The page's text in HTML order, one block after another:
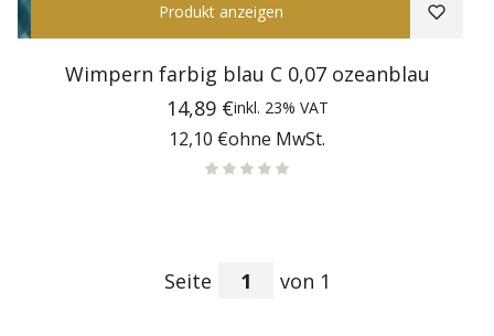
Produkt anzeigen
Wimpern farbig blau C 0,07 ozeanblau
Preis
14,89 €inkl. 23% VAT
Preis
12,10 €ohne MwSt.
Seite von 1